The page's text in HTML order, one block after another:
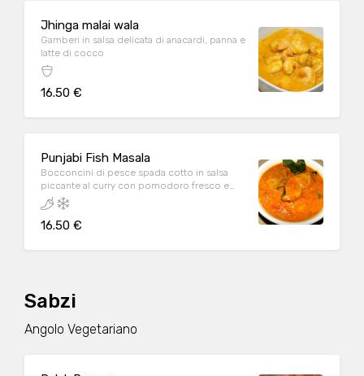
Jhinga malai wala
Gamberi in salsa delicata di anacardi, panna e
latte di cocco
16.50 €
Punjabi Fish Masala
Bocconcini di pesce spada cotto in salsa
piccante al curry con pomodoro fresco e
spezie
16.50 €
Sabzi
Angolo Vegetariano